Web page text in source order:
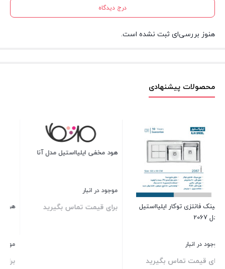
درج دیدگاه
هنوز بررسی‌ای ثبت نشده است.
محصولات پیشنهادی
هود مخفی ایلیااستیل مدل آنا
موجود در انبار
برای قیمت تماس بگیرید
بستن
هود مخفی ایلیااستیل مدل تینا